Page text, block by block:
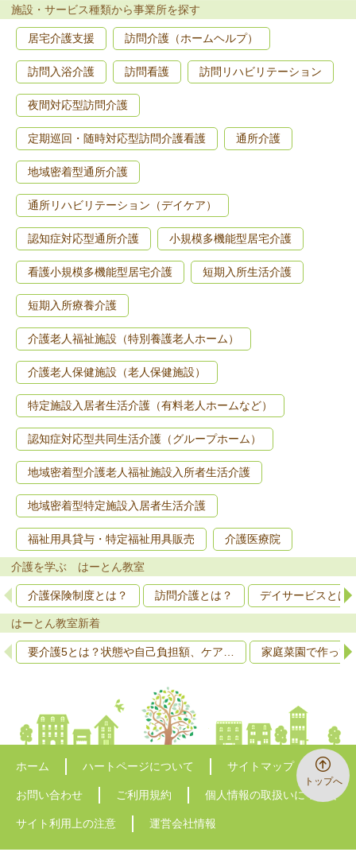
トップへ
施設・サービス種類から事業所を探す
居宅介護支援 訪問介護（ホームヘルプ）
訪問入浴介護 訪問看護 訪問リハビリテーション
夜間対応型訪問介護
定期巡回・随時対応型訪問介護看護 通所介護
地域密着型通所介護
通所リハビリテーション（デイケア）
認知症対応型通所介護 小規模多機能型居宅介護
看護小規模多機能型居宅介護 短期入所生活介護
短期入所療養介護
介護老人福祉施設（特別養護老人ホーム）
介護老人保健施設（老人保健施設）
特定施設入居者生活介護（有料老人ホームなど）
認知症対応型共同生活介護（グループホーム）
地域密着型介護老人福祉施設入所者生活介護
地域密着型特定施設入居者生活介護
福祉用具貸与・特定福祉用具販売 介護医療院
介護を学ぶ はーとん教室
介護保険制度とは？ 訪問介護とは？ デイサービスとは
はーとん教室新着
要介護5とは？状態や自己負担額、ケア… 家庭菜園で作っ
ホーム ハートページについて サイトマップ
お問い合わせ ご利用規約 個人情報の取扱いについて
サイト利用上の注意 運営会社情報